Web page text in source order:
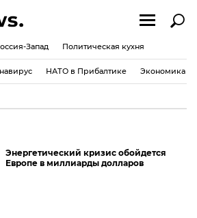
Запад Политическая кухня
НАТО в Прибалтике Экономика
Энергетический кризис обойдется
Европе в миллиарды долларов